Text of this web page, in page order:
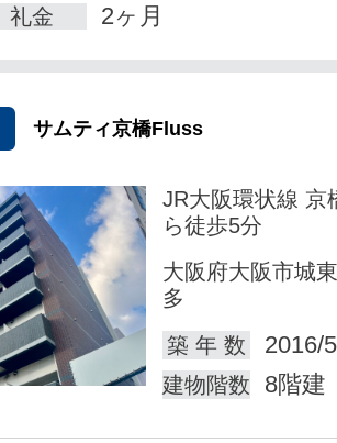
礼金 2ヶ月
サムティ京橋Fluss
JR大阪環状線 京
ら徒歩5分
大阪府大阪市城
多
築 年 数
2016/
建物階数 8階建